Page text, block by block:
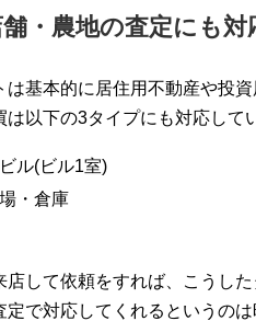
・農地の査定にも対
は基本的に居住用不動産や投
は以下の3タイプにも対応して
ル(ビル1室)
・倉庫
店して依頼をすれば、こうし
定で対応してくれるというの